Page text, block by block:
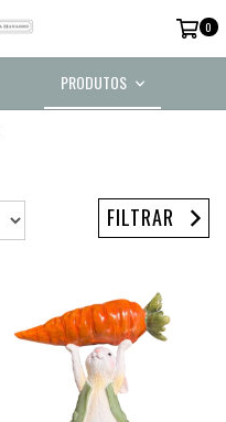
0
PRODUTOS
FILTRAR